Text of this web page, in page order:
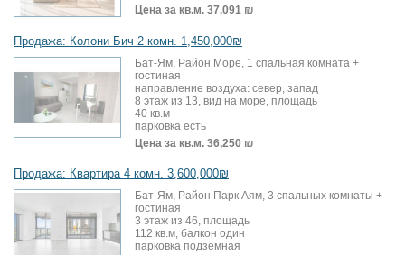
Цена за кв.м. 37,091 ₪
Продажа: Колони Бич 2 комн. 1,450,000₪
Бат-Ям, Район Море, 1 спальная комната +
гостиная
направление воздуха: север, запад
8 этаж из 13, вид на море, площадь
40 кв.м
парковка есть
Цена за кв.м. 36,250 ₪
Продажа: Квартира 4 комн. 3,600,000₪
Бат-Ям, Район Парк Аям, 3 спальных комнаты +
гостиная
3 этаж из 46, площадь
112 кв.м, балкон один
парковка подземная